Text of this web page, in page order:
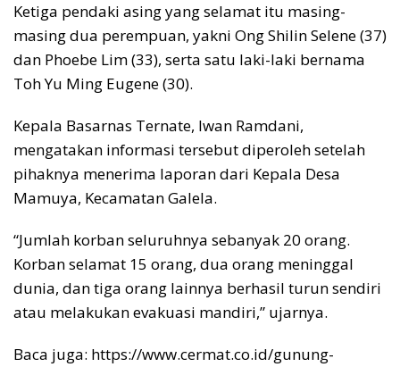
Ketiga pendaki asing yang selamat itu masing-
masing dua perempuan, yakni Ong Shilin Selene (37)
dan Phoebe Lim (33), serta satu laki-laki bernama
Toh Yu Ming Eugene (30).
Kepala Basarnas Ternate, Iwan Ramdani,
mengatakan informasi tersebut diperoleh setelah
pihaknya menerima laporan dari Kepala Desa
Mamuya, Kecamatan Galela.
“Jumlah korban seluruhnya sebanyak 20 orang.
Korban selamat 15 orang, dua orang meninggal
dunia, dan tiga orang lainnya berhasil turun sendiri
atau melakukan evakuasi mandiri,” ujarnya.
Baca juga: https://www.cermat.co.id/gunung-